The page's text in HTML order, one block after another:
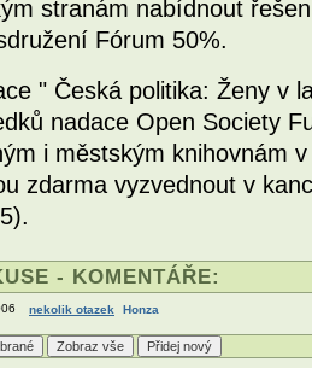
stranám nabídnout
Fórum 50%.
" Česká politika: Ženy v
nadace Open Society
i městským knihovnám
zdarma vyzvednout v
- KOMENTÁŘE:
nekolik otazek Honza